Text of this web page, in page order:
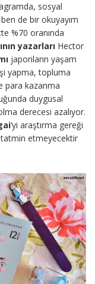
sosyal
de bir okuyayım
%70 oranında
yazarları Hector
japonların yaşam
yapma, topluma
para kazanma
duygusal
derecesi azalıyor.
‘yi araştırma gereği
etmeyecektir